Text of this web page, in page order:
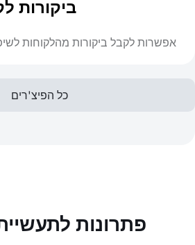
ביקורות
אפשרות לקבל ביקורות מהלקוחות
כל הפיצ'רים
פתרונות